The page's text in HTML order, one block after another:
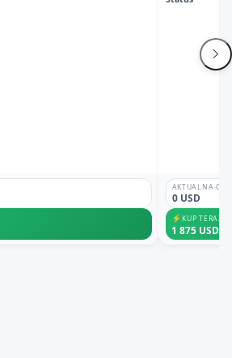
AKTUALNA
0 USD
⚡KUP TERAZ
1 875 USD